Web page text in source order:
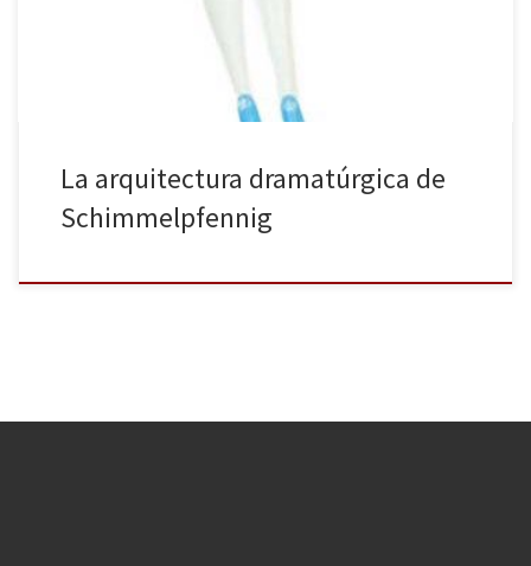
capaz de jugar con los géneros y de subir al escenario […]
La arquitectura dramatúrgica de
Schimmelpfennig